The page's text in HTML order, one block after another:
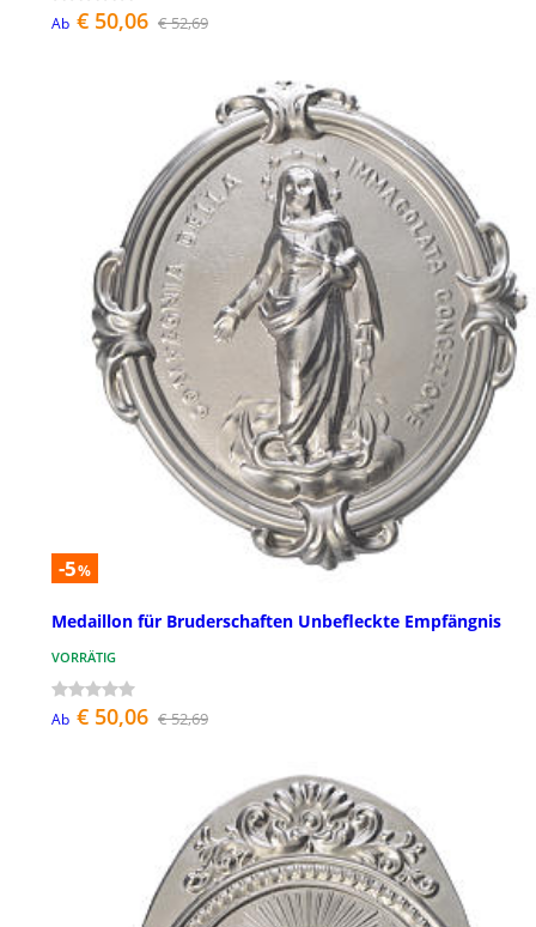
Ab € 50,06 € 52,69
-5%
Medaillon für Bruderschaften Unbefleckte Empfängnis
VORRÄTIG
Ab € 50,06 € 52,69